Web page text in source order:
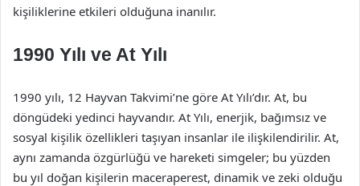
kişiliklerine etkileri olduğuna inanılır.
1990 Yılı ve At Yılı
1990 yılı, 12 Hayvan Takvimi’ne göre At Yılı’dır. At, bu
döngüdeki yedinci hayvandır. At Yılı, enerjik, bağımsız ve
sosyal kişilik özellikleri taşıyan insanlar ile ilişkilendirilir. At,
aynı zamanda özgürlüğü ve hareketi simgeler; bu yüzden
bu yıl doğan kişilerin maceraperest, dinamik ve zeki olduğu